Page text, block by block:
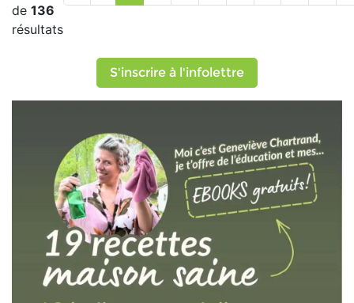
de 136
résultats
S'inscrire à l'infolettre